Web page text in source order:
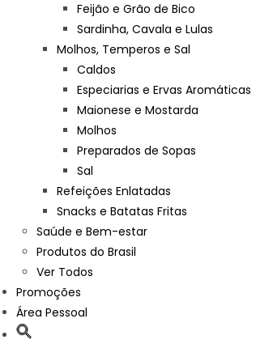
Feijão e Grão de Bico
Sardinha, Cavala e Lulas
Molhos, Temperos e Sal
Caldos
Especiarias e Ervas Aromáticas
Maionese e Mostarda
Molhos
Preparados de Sopas
Sal
Refeições Enlatadas
Snacks e Batatas Fritas
Saúde e Bem-estar
Produtos do Brasil
Ver Todos
Promoções
Área Pessoal